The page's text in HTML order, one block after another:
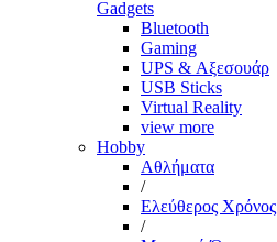
Gadgets
Bluetooth
Gaming
UPS & Αξεσουάρ
USB Sticks
Virtual Reality
view more
Hobby
Αθλήματα
/
Ελεύθερος Χρόνος
/